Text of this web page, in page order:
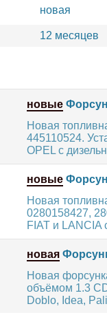
новая
12 месяцев
новые
Новая
445110524.
OPEL с
новые
Новая
0280158427,
FIAT и LANCIA
новая
Новая
объёмом 1.3
Doblo, Idea,